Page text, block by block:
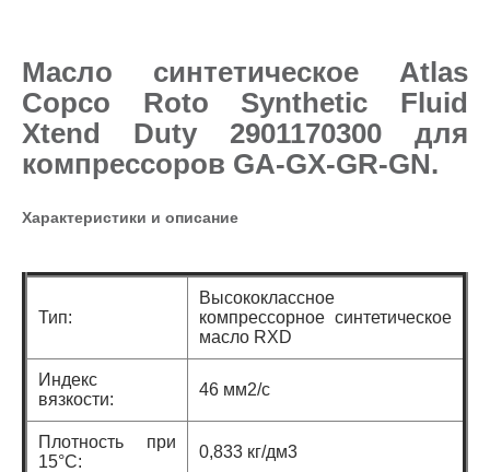
Масло синтетическое Atlas
Copco Roto Synthetic Fluid
Xtend Duty 2901170300 для
компрессоров GA-GX-GR-GN.
Характеристики и описание
Тип:
Высококлассное
компрессорное синтетическое
масло RXD
Индекс
вязкости:
46 мм2/с
Плотность при
15°C:
0,833 кг/дм3